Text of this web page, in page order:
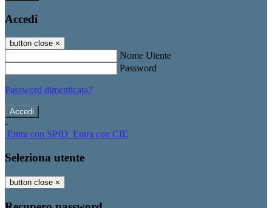
Accedi
button close ×
Nome Utente
Password
Password dimenticata?
-
Entra con SPID Entra con CIE
Seleziona utente
button close ×